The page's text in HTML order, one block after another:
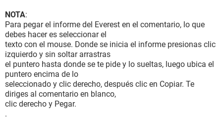
NOTA:
Para pegar el informe del Everest en el comentario, lo que
debes hacer es seleccionar el
texto con el mouse. Donde se inicia el informe presionas clic
izquierdo y sin soltar arrastras
el puntero hasta donde se te pide y lo sueltas, luego ubica el
puntero encima de lo
seleccionado y clic derecho, después clic en Copiar. Te
diriges al comentario en blanco,
clic derecho y Pegar.
.